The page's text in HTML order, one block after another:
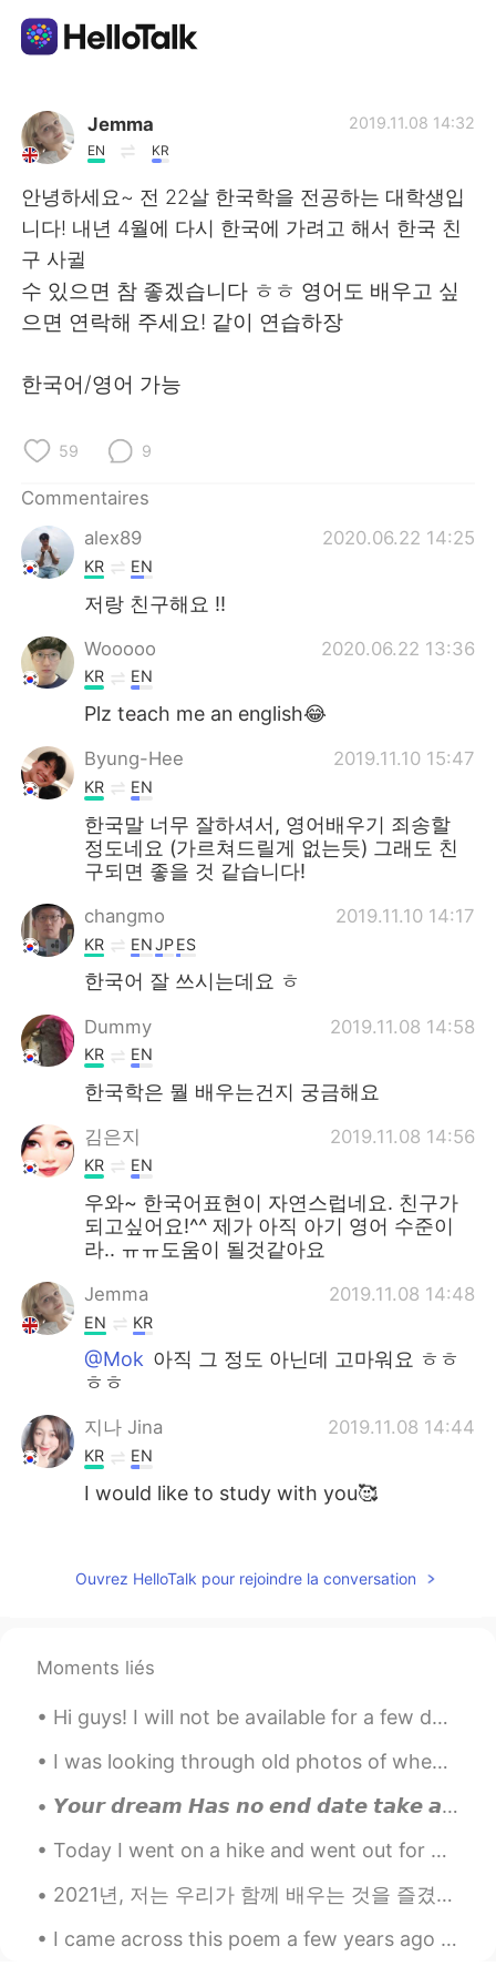
Appli d'échange linguistique
AI Grammar Checker
Français
English 简体中文
繁體中文
العربية
日本語
Русский
Indonesia Italiano
Türkçe
Português
Jemma
EN KR
2019.11.08 14:32
안녕하세요~ 전 22살 한국학을 전공하는 대학생입
니다! 내년 4월에 다시 한국에 가려고 해서 한국 친
구 사귈
수 있으면 참 좋겠습니다 ㅎㅎ 영어도 배우고 싶
으면 연락해 주세요! 같이 연습하장
한국어/영어 가능
59 9
Commentaires
alex89
2020.06.22 14:25
KR EN
저랑 친구해요 !!
Wooooo 2020.06.22 13:36
KR EN
Plz teach me an english😂
Byung-Hee 2019.11.10 15:47
KR EN
한국말 너무 잘하셔서, 영어배우기 죄송할
정도네요 (가르쳐드릴게 없는듯) 그래도 친
구되면 좋을 것 같습니다!
changmo 2019.11.10 14:17
KR ENJPES
한국어 잘 쓰시는데요 ㅎ
Dummy 2019.11.08 14:58
KR EN
한국학은 뭘 배우는건지 궁금해요
김은지 2019.11.08 14:56
KR EN
우와~ 한국어표현이 자연스럽네요. 친구가
되고싶어요!^^ 제가 아직 아기 영어 수준이
라.. ㅠㅠ도움이 될것같아요
Jemma 2019.11.08 14:48
EN KR
@Mok 아직 그 정도 아닌데 고마워요 ㅎㅎ
ㅎㅎ
지나 Jina 2019.11.08 14:44
KR EN
I would like to study with you🥰
Ouvrez HelloTalk pour rejoindre la conversation
Moments liés
Hi guys! I will not be available for a few days :) I will come back ( hopefully ) soon! Thanks...
I was looking through old photos of when I went to California for a week and now I understand why...
𝙔𝙤𝙪𝙧 𝙙𝙧𝙚𝙖𝙢 𝙃𝙖𝙨 𝙣𝙤 𝙚𝙣𝙙 𝙙𝙖𝙩𝙚 𝙩𝙖𝙠𝙚 𝙖 𝙙𝙚𝙚𝙥 𝙗𝙧𝙚𝙖𝙩𝙝 𝙖𝙣𝙙 𝙩𝙧𝙮 𝙖𝙜𝙖𝙞𝙣. ♥︎♥︎♥︎
Today I went on a hike and went out for boba.I wanna move to south korea,whats a great city to mo...
2021년, 저는 우리가 함께 배우는 것을 즐겼으면 좋겠어요. 신축년 새해를 맞이하여 가정애 건강과 웃으미 함께 하시길 기원합니다 🥳🥂🌟! 🇺🇸May we continue...
I came across this poem a few years ago and it left a mark on me. I like the idea that meeting s...